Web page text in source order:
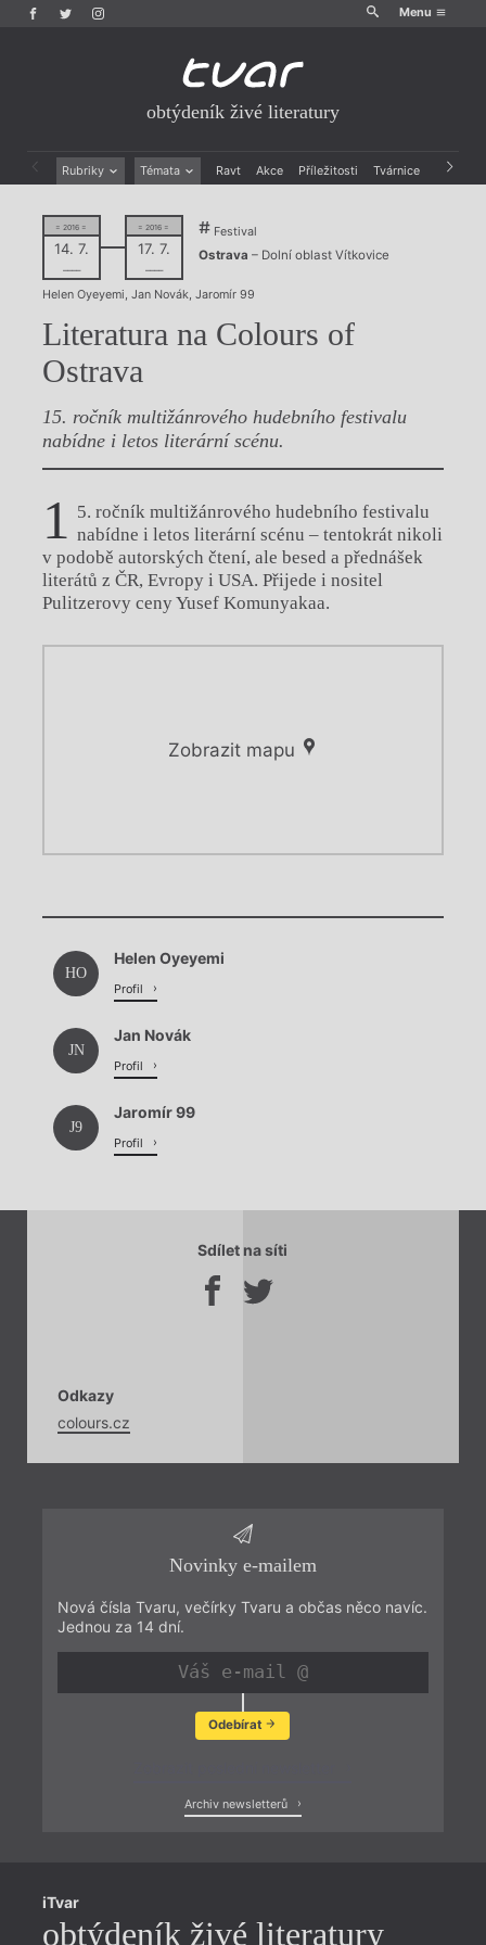
Menu
obtýdeník živé literatury
Rubriky Témata Ravt Akce Příležitosti Tvárnice Archiv
Drobná publicistika
Esejistika
Recenze a reflexe
Reportáže
Právě vychází
Mauzoleum
Divadlo
Historie kolonialismu
Výroční ceny
= 2016 =
14. 7.
––––
= 2016 =
17. 7.
––––
Festival
Ostrava – Dolní oblast Vítkovice
Helen Oyeyemi, Jan Novák, Jaromír 99
Literatura na Colours of
Ostrava
15. ročník multižánrového hudebního festivalu
nabídne i letos literární scénu.
1 5. ročník multižánrového hudebního festivalu
nabídne i letos literární scénu – tentokrát nikoli
v podobě autorských čtení, ale besed a přednášek
literátů z ČR, Evropy i USA. Přijede i nositel
Pulitzerovy ceny Yusef Komunyakaa.
Zobrazit mapu
Načítá se.
Chviličku.
Načítá se.
HO
Helen Oyeyemi
Profil
JN
Jan Novák
Profil
J9
Jaromír 99
Profil
Sdílet na síti
Odkazy
colours.cz
Novinky e-mailem
Nová čísla Tvaru, večírky Tvaru a občas něco navíc.
Jednou za 14 dní.
Odebírat
Archiv newsletterů
iTvar
obtýdeník živé literatury